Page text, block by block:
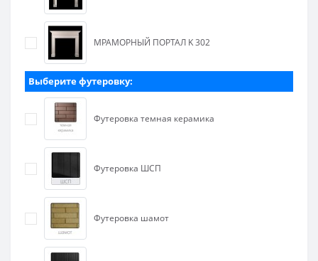
МРАМОРНЫЙ ПОРТАЛ K 302
Выберите футеровку:
Футеровка темная керамика
Футеровка ШСП
Футеровка шамот